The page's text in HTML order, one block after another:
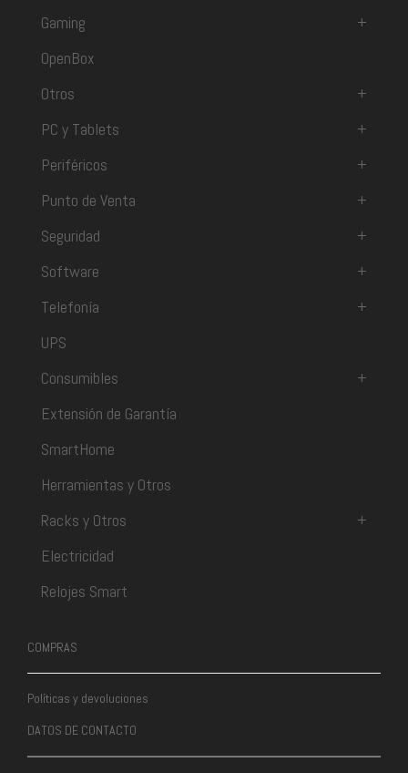
Gaming
+
OpenBox
Otros
+
PC y Tablets
+
Periféricos
+
Punto de Venta
+
Seguridad
+
Software
+
Telefonía
+
UPS
Consumibles
+
Extensión de Garantía
SmartHome
Herramientas y Otros
Racks y Otros
+
Electricidad
Relojes Smart
COMPRAS
Políticas y devoluciones
DATOS DE CONTACTO